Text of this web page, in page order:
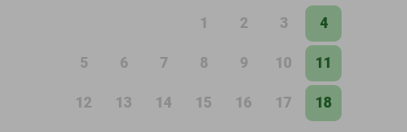
1 2 3 4
5 6 7 8 9 10 11
12 13 14 15 16 17 18